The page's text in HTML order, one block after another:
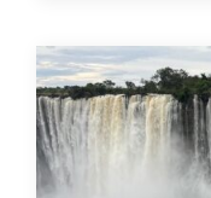
hayas encontrado con